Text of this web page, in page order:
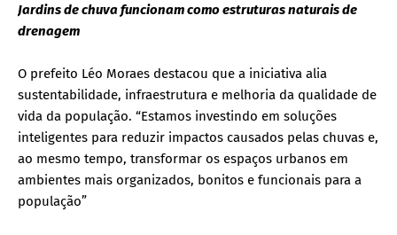
Jardins de chuva funcionam como estruturas naturais de
drenagem
O prefeito Léo Moraes destacou que a iniciativa alia
sustentabilidade, infraestrutura e melhoria da qualidade de
vida da população. “Estamos investindo em soluções
inteligentes para reduzir impactos causados pelas chuvas e,
ao mesmo tempo, transformar os espaços urbanos em
ambientes mais organizados, bonitos e funcionais para a
população”